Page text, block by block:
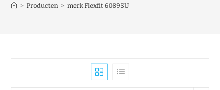
> Producten > merk Flexfit 6089SU